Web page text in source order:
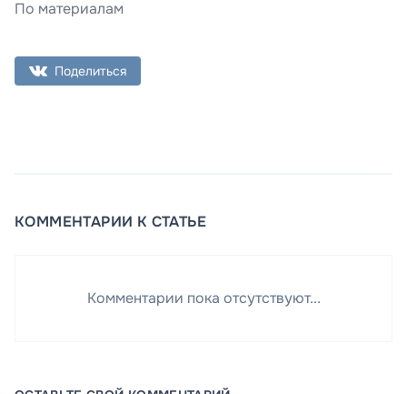
По материалам
Поделиться
КОММЕНТАРИИ К СТАТЬЕ
Комментарии пока отсутствуют...